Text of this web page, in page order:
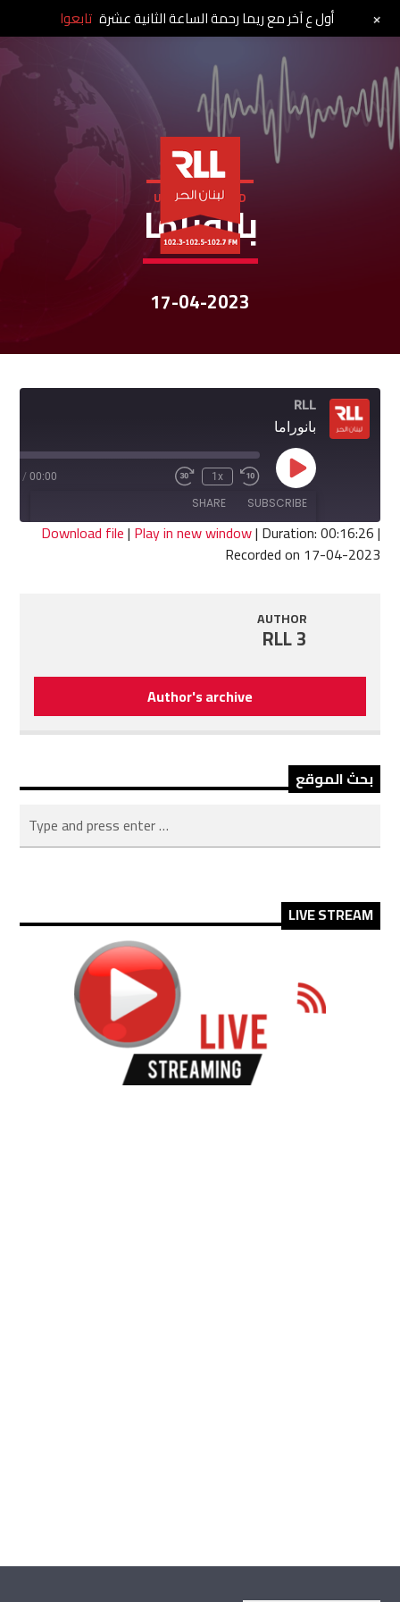
UNCATEGORIZED
بانوراما
17-04-2023
RLL
بانوراما
Play
Episode
Rewind
10
Seconds
1x
Fast
seconds
00:00
/
SUBSCRIBE
SHARE
SHARE
Download file| Play in new window| Duration: 00:16:26|
Recorded on 17-04-2023
AUTHOR
RLL 3
Author's archive
بحث الموقع
LIVE STREAM
أول ع آخر مع ريما رحمة الساعة الثانية عشرة تابعوا +